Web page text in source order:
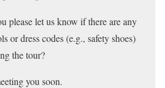
please let us know if there are any
or dress codes (e.g., safety shoes)
the tour?
you soon.